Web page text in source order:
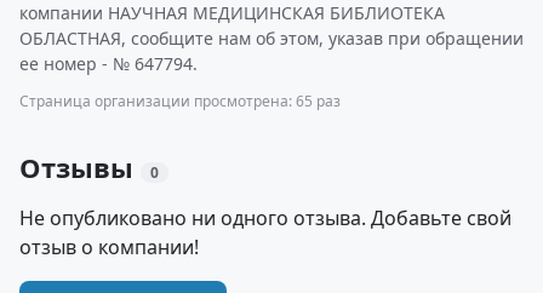
компании НАУЧНАЯ МЕДИЦИНСКАЯ БИБЛИОТЕКА
ОБЛАСТНАЯ, сообщите нам об этом, указав при обращении
ее номер - № 647794.
Страница организации просмотрена: 65 раз
Отзывы 0
Не опубликовано ни одного отзыва. Добавьте свой
отзыв о компании!